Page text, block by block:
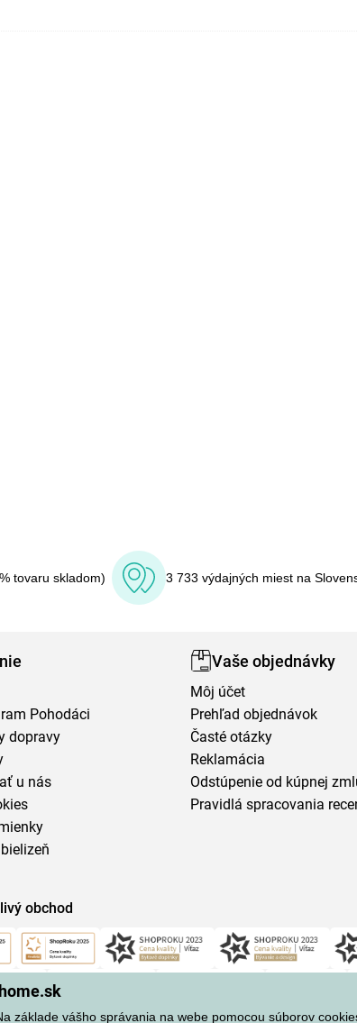
základe vášho správania na webe pomocou súborov
tovaru skladom) 3 733 výdajných miest na
Pohodáci
dopravy
u nás
Vaše objednávky
Môj účet
Prehľad objednávok
Časté otázky
Reklamácia
Odstúpenie od kúpnej
Pravidlá spracovania
obchod